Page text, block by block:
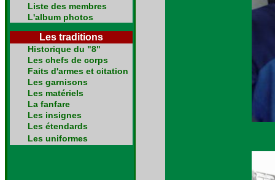
Liste des membres
L'album photos
Les traditions
Historique du "8"
Les chefs de corps
Faits d'armes et citation
Les garnisons
Les matériels
La fanfare
Les insignes
Les étendards
Les uniformes